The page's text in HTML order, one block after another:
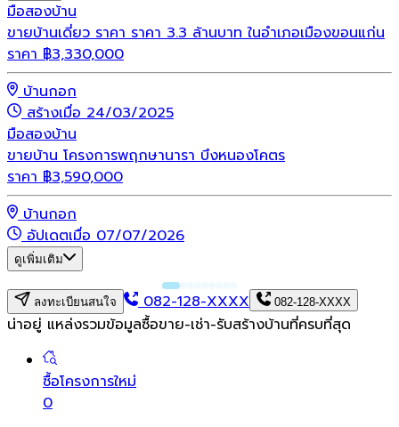
มือสองบ้าน
ขายบ้านเดี่ยว ราคา ราคา 3.3 ล้านบาท ในอำเภอเมืองขอนแก่น
ราคา ฿3,330,000
บ้านกอก
สร้างเมื่อ 24/03/2025
มือสองบ้าน
ขายบ้าน โครงการพฤกษานารา บึงหนองโคตร
ราคา ฿3,590,000
บ้านกอก
อัปเดตเมื่อ 07/07/2026
ดูเพิ่มเติม
ลงทะเบียนสนใจ 082-128-XXXX 082-128-XXXX
น่าอยู่ แหล่งรวมข้อมูลซื้อขาย-เช่า-รับสร้างบ้านที่ครบที่สุด
ซื้อโครงการใหม่
0